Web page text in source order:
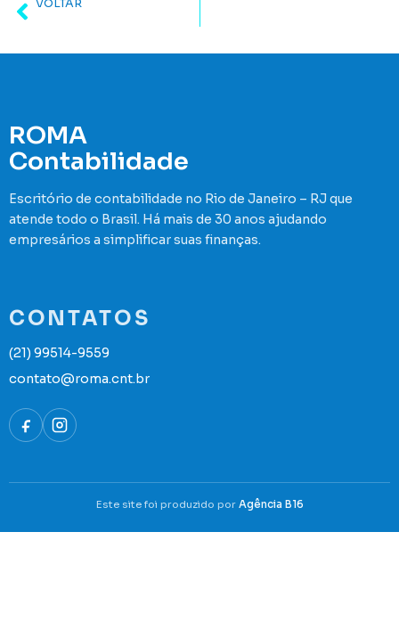
VOLTAR
ROMA
Contabilidade
Escritório de contabilidade no Rio de Janeiro – RJ que
atende todo o Brasil. Há mais de 30 anos ajudando
empresários a simplificar suas finanças.
CONTATOS
(21) 99514-9559
contato@roma.cnt.br
Este site foi produzido por Agência B16